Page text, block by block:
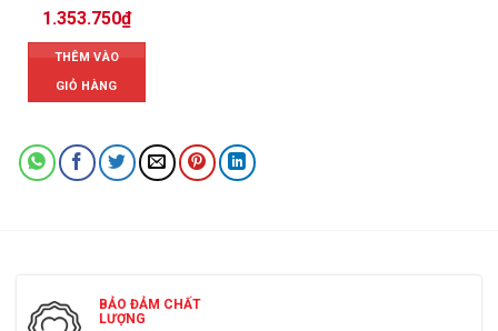
1.353.750₫
THÊM VÀO
GIỎ HÀNG
BẢO ĐẢM CHẤT
LƯỢNG